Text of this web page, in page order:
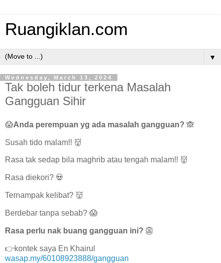
Ruangiklan.com
▼
Wednesday, March 13, 2024
Tak boleh tidur terkena Masalah
Gangguan Sihir
😱Anda perempuan yg ada masalah gangguan? 🙈
Susah tido malam!! 👹
Rasa tak sedap bila maghrib atau tengah malam!! 👹
Rasa diekori? 💀
Ternampak kelibat? 👹
Berdebar tanpa sebab? 😱
Rasa perlu nak buang gangguan ini? 👺
👉kontek saya En Khairul
wasap.my/60108923888/gangguan